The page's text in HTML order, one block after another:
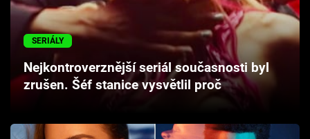
Hry
Cool Esport
Pořady
TV Program
SERIÁLY
Nejkontroverznější seriál současnosti byl
zrušen. Šéf stanice vysvětlil proč